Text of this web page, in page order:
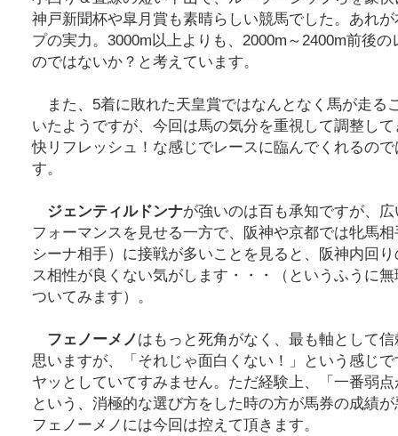
神戸新聞杯や皐月賞も素晴らしい競馬でした。あれ
プの実力。3000m以上よりも、2000m～2400m前後
のではないか？と考えています。
また、5着に敗れた天皇賞ではなんとなく馬が走る
いたようですが、今回は馬の気分を重視して調整し
快リフレッシュ！な感じでレースに臨んでくれるの
す。
ジェンティルドンナが強いのは百も承知ですが、
フォーマンスを見せる一方で、阪神や京都では牝馬
シーナ相手）に接戦が多いことを見ると、阪神内回
ス相性が良くない気がします・・・（というふうに
ついてみます）。
フェノーメノはもっと死角がなく、最も軸として
思いますが、「それじゃ面白くない！」という感じ
ヤッとしていてすみません。ただ経験上、「一番弱
という、消極的な選び方をした時の方が馬券の成績
フェノーメノには今回は控えて頂きます。